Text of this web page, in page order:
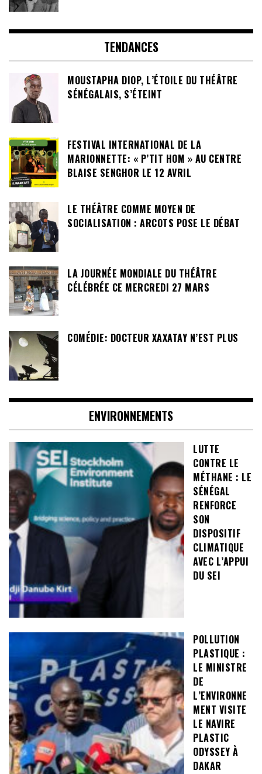
TENDANCES
MOUSTAPHA DIOP, L’ÉTOILE DU THÉÂTRE
SÉNÉGALAIS, S’ÉTEINT
FESTIVAL INTERNATIONAL DE LA
MARIONNETTE: « P’TIT HOM » AU CENTRE
BLAISE SENGHOR LE 12 AVRIL
LE THÉÂTRE COMME MOYEN DE
SOCIALISATION : ARCOTS POSE LE DÉBAT
LA JOURNÉE MONDIALE DU THÉÂTRE
CÉLÉBRÉE CE MERCREDI 27 MARS
COMÉDIE: DOCTEUR XAXATAY N’EST PLUS
ENVIRONNEMENTS
LUTTE
CONTRE LE
MÉTHANE : LE
SÉNÉGAL
RENFORCE
SON
DISPOSITIF
CLIMATIQUE
AVEC L’APPUI
DU SEI
POLLUTION
PLASTIQUE :
LE MINISTRE
DE
L’ENVIRONNE
MENT VISITE
LE NAVIRE
PLASTIC
ODYSSEY À
DAKAR